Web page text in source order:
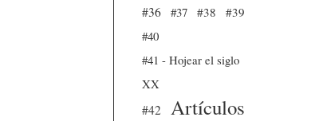
#36
#37 #38
#39
#40
#41 - Hojear el siglo
XX
#42
Artículos